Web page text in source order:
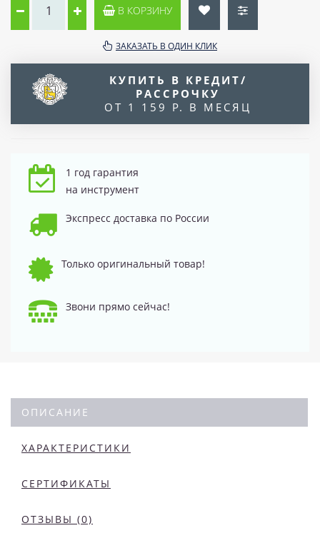
В КОРЗИНУ
ЗАКАЗАТЬ В ОДИН КЛИК
КУПИТЬ В КРЕДИТ/
РАССРОЧКУ
ОТ 1 159 Р. В МЕСЯЦ
1 год гарантия
на инструмент
Экспресс доставка по России
Только оригинальный товар!
Звони прямо сейчас!
ОПИСАНИЕ
ХАРАКТЕРИСТИКИ
СЕРТИФИКАТЫ
ОТЗЫВЫ (0)